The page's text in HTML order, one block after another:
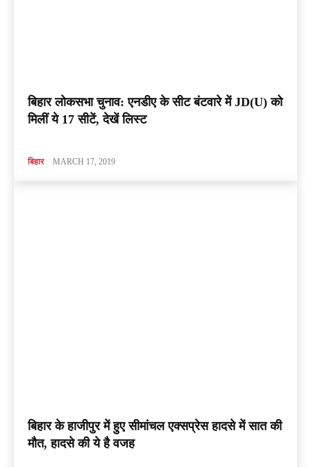
बिहार लोकसभा चुनाव: एनडीए के सीट बंटवारे में JD(U) को
मिलीं ये 17 सीटें, देखें लिस्ट
बिहार MARCH 17, 2019
बिहार के हाजीपुर में हुए सीमांचल एक्सप्रेस हादसे में सात की
मौत, हादसे की ये है वजह